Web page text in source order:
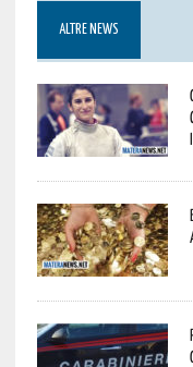
ALTRE NEWS